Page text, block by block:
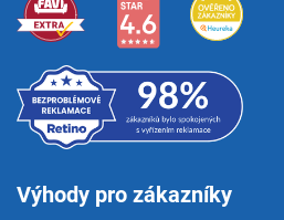
Výhody pro zákazníky